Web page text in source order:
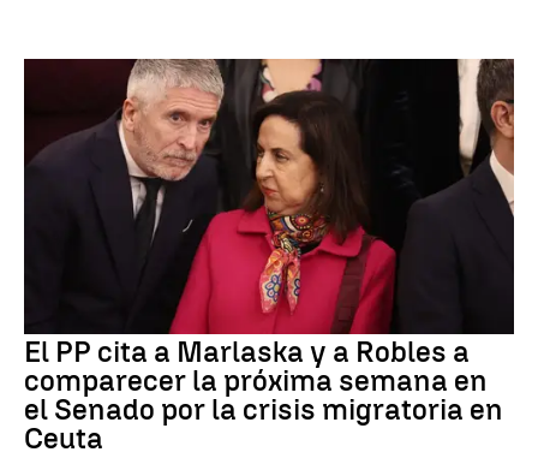
El PP cita a Marlaska y a Robles a
comparecer la próxima semana en
el Senado por la crisis migratoria en
Ceuta